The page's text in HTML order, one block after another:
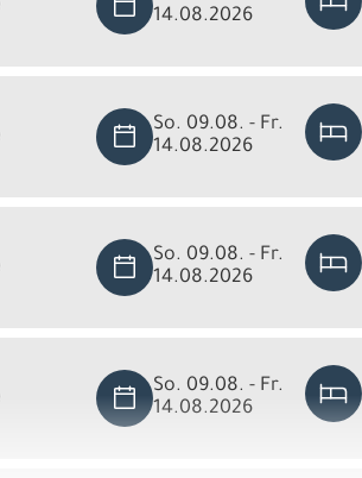
14.08.2026
So. 09.08. - Fr.
14.08.2026
So. 09.08. - Fr.
14.08.2026
So. 09.08. - Fr.
14.08.2026